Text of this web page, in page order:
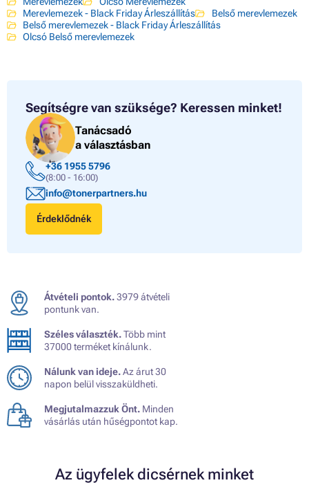
Merevlemezek - Black Friday Árleszállítás
Belső merevlemezek
Belső merevlemezek - Black Friday Árleszállítás
Olcsó Belső merevlemezek
Segítségre van szüksége? Keressen minket!
Tanácsadó
a választásban
+36 1955 5796
(8:00 - 16:00)
info@tonerpartners.hu
Érdeklődnék
Átvételi pontok.3979 átvételi
pontunk van.
Széles választék.Több mint
37000 terméket kínálunk.
Nálunk van ideje.Az árut 30
napon belül visszaküldheti.
Megjutalmazzuk Önt. Minden
vásárlás után hűségpontot kap.
Az ügyfelek dicsérnek minket